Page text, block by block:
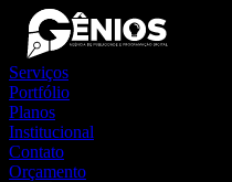
Serviços
Portfólio
Planos
Institucional
Contato
Orçamento